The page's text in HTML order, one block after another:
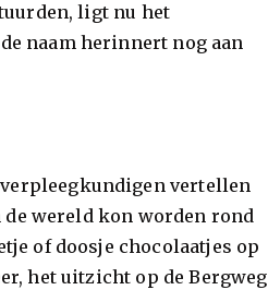
ligt nu het
naam herinnert nog aan
vertellen
de wereld kon worden rond
of doosje chocolaatjes op
het uitzicht op de Bergweg